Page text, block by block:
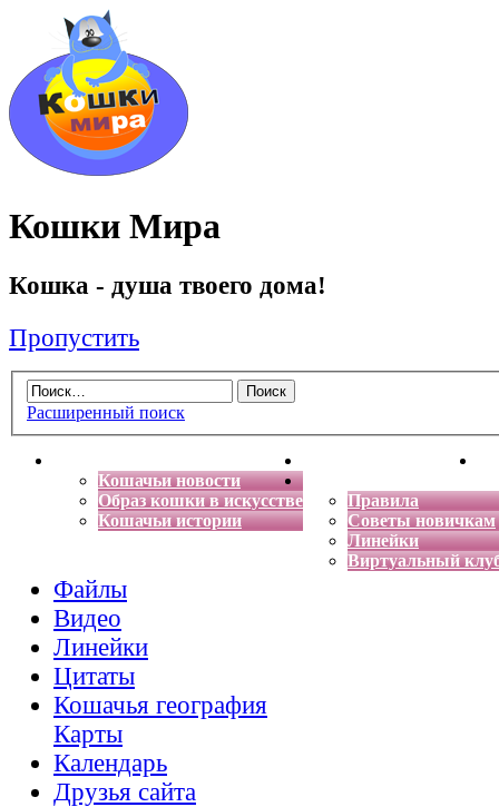
Кошки Мира
Кошка - душа твоего дома!
Пропустить
Расширенный поиск
Кошачьи новости
Образ кошки в искусстве
Кошачьи истории
Энциклопедия кошек
Правила
Советы новичкам
Линейки
Виртуальный
Файлы
Видео
Линейки
Цитаты
Кошачья география
Карты
Календарь
Друзья сайта